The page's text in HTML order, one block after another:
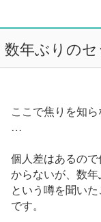
数年ぶりの
ここで焦りを知
…
個人差はあるの
からないが、数
という噂を聞い
です。